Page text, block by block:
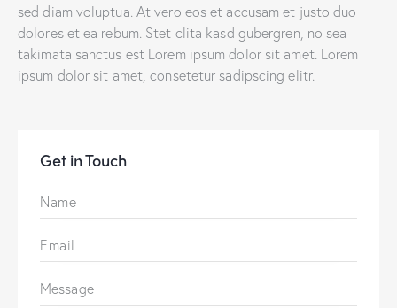
sed diam voluptua. At vero eos et accusam et justo duo
dolores et ea rebum. Stet clita kasd gubergren, no sea
takimata sanctus est Lorem ipsum dolor sit amet. Lorem
ipsum dolor sit amet, consetetur sadipscing elitr.
Get in Touch